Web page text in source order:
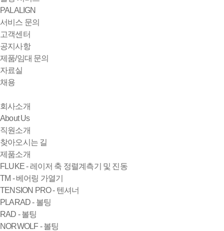
PALALIGN
서비스 문의
고객센터
공지사항
제품/임대 문의
자료실
채용
회사소개
About Us
직원소개
찾아오시는 길
제품소개
FLUKE - 레이저 축 정렬계측기 및 진동
TM - 베어링 가열기
TENSION PRO - 텐셔너
PLARAD - 볼팅
RAD - 볼팅
NORWOLF - 볼팅